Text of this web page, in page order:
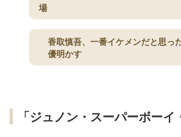
場
香取慎吾、一番イケメンだと思っ
優明かす
「ジュノン・スーパーボーイ